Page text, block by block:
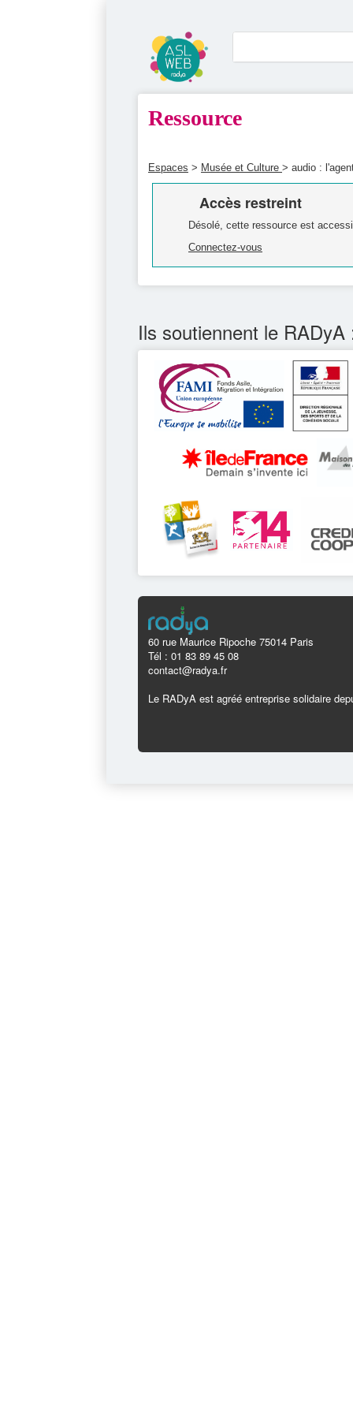
Ressource
Espaces > Musée et Culture > audio :
Accès restreint
Désolé, cette ressource est
Connectez-vous
Ils soutiennent le RADyA
60 rue Maurice Ripoche 75014 Paris
Tél : 01 83 89 45 08
contact@radya.fr
Le RADyA est agréé entreprise solidaire